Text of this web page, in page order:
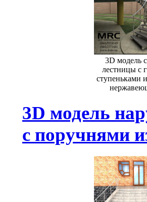
3D модель
лестницы с
ступеньками
3D модель
с поручнями